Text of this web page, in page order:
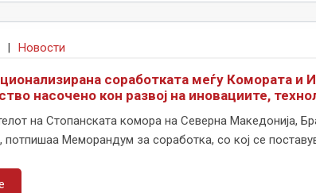
| Новости
соработката меѓу Комората
насочено кон развој на иновациите,
на Стопанската комора на Северна Македонија,
Меморандум за соработка, со кој се